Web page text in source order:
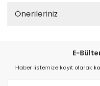
Önerileriniz
E-
Haber listemize kayıt olarak